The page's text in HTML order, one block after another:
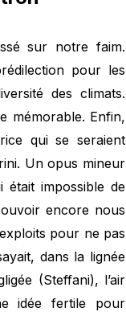
sur notre faim.
pour les
des climats.
mémorable. Enfin,
qui se seraient
Un opus mineur
était impossible de
encore nous
pour ne pas
dans la lignée
(Steffani), l’air
idée fertile pour